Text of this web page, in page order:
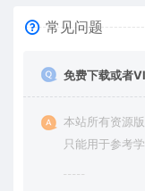
常见问题
免费下载或者
本站所有资源
只能用于参考